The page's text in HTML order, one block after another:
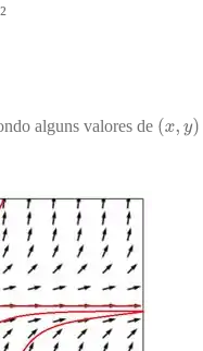
²
alguns valores de